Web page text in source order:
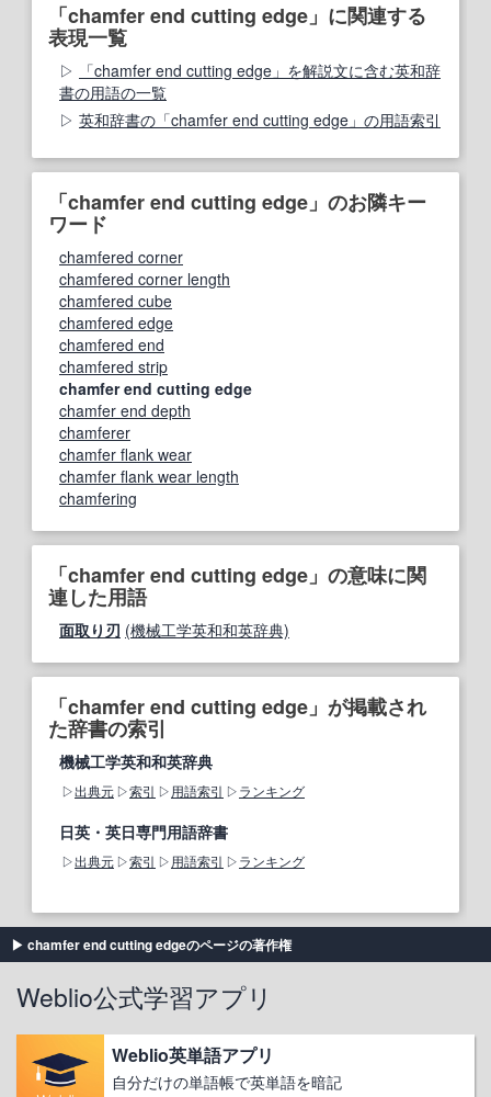
「chamfer end cutting edge」に関連する
表現一覧
「chamfer end cutting edge」を解説文に含む英和辞
書の用語の一覧
英和辞書の「chamfer end cutting edge」の用語索引
「chamfer end cutting edge」のお隣キー
ワード
chamfered corner
chamfered corner length
chamfered cube
chamfered edge
chamfered end
chamfered strip
chamfer end cutting edge
chamfer end depth
chamferer
chamfer flank wear
chamfer flank wear length
chamfering
「chamfer end cutting edge」の意味に関
連した用語
面取り刃 (機械工学英和和英辞典)
「chamfer end cutting edge」が掲載され
た辞書の索引
機械工学英和和英辞典
出典元 索引 用語索引 ランキング
日英・英日専門用語辞書
出典元 索引 用語索引 ランキング
chamfer end cutting edgeのページの著作権
Weblio公式学習アプリ
Weblio英単語アプリ
自分だけの単語帳で英単語を暗記